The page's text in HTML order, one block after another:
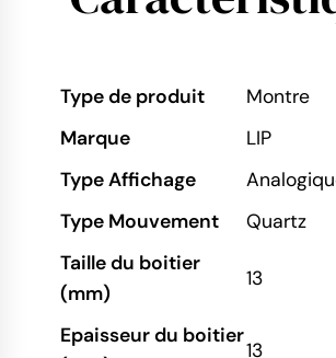
Type de produit
Montre
Marque
LIP
Type Affichage
Type Mouvement
Quartz
Taille du boitier
(mm)
13
Epaisseur du boitier
13